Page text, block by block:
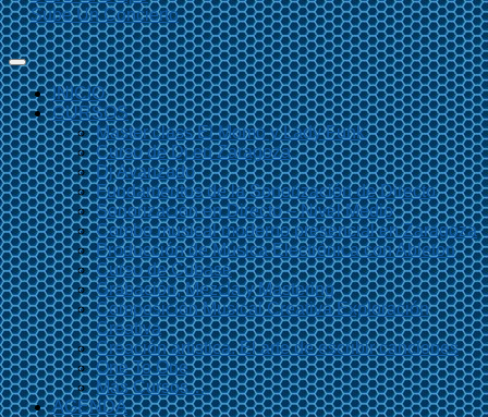
Sube Un Concierto
INICIO
CURSOS
Master class El Momo y Lady Funk
Curso de Dj en Zaragoza
Dj Avanzado
Fundamentos de la Sonorización de Directo
Sonorización en Directo – Nivel Medio
Combo musical moderno presencial en Zaragoza
Producción de Música Electrónica con Ableton
Curso de Cubase
Grabación, Mezcla y Mastering
Composición Musical Creativa Exploración
Creativa
Creación artística. El arte de escribir canciones
One To One
Más Cursos…
AGENDA